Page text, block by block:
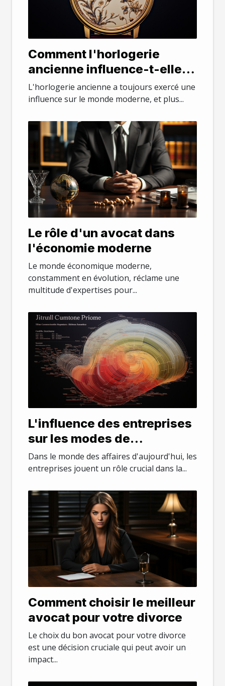
Comment l'horlogerie
ancienne influence-t-elle la
mode moderne ?
L'horlogerie ancienne a toujours exercé une
influence sur le monde moderne, et plus...
Le rôle d'un avocat dans
l'économie moderne
Le monde économique moderne,
constamment en évolution, réclame une
multitude d'expertises pour...
L'influence des entreprises
sur les modes de
consommation
Dans le monde des affaires d'aujourd'hui, les
entreprises jouent un rôle crucial dans la...
Comment choisir le meilleur
avocat pour votre divorce
Le choix du bon avocat pour votre divorce
est une décision cruciale qui peut avoir un
impact...